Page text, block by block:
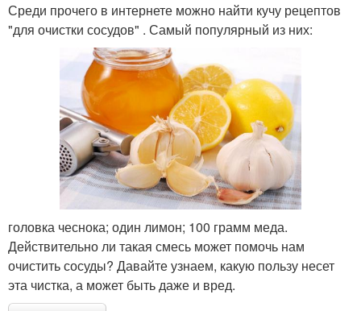
Среди прочего в интернете можно найти кучу рецептов
"для очистки сосудов" . Самый популярный из них:
головка чеснока; один лимон; 100 грамм меда.
Действительно ли такая смесь может помочь нам
очистить сосуды? Давайте узнаем, какую пользу несет
эта чистка, а может быть даже и вред.